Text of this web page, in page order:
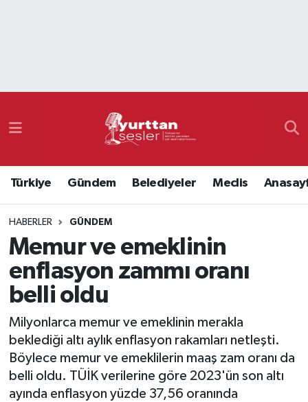
Türkiye Gündem Belediyeler Meclis
HABERLER GÜNDEM
Memur ve emeklinin
enflasyon zammı oranı
belli oldu
Milyonlarca memur ve emeklinin merakla
beklediği altı aylık enflasyon rakamları netleşti.
Böylece memur ve emeklilerin maaş zam oranı da
belli oldu. TÜİK verilerine göre 2023'ün son altı
ayında enflasyon yüzde 37,56 oranında
Namaz Vakitleri
Süper Lig Puan Durumu ve Fikstür
Tüm Manşetler
Son Dakika Haberleri
Haber Arşivi